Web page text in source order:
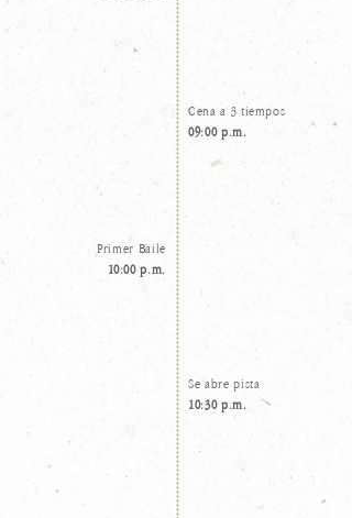
Cena a 3 tiempos
09:00 p.m.
Primer Baile
10:00 p.m.
Se abre pista
10:30 p.m.